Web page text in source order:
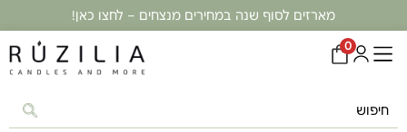
מארזים לסוף שנה במחירים מנצחים – לחצו כאן!
0